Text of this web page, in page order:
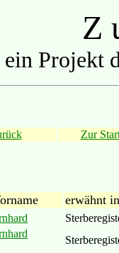
Z
ein Projekt
Zur
erwähnt in